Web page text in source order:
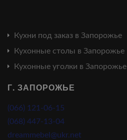
Кухни под заказ в Запорожье
Кухонные столы в Запорожье
Кухонные уголки в Запорожье
Г. ЗАПОРОЖЬЕ
(066) 121-06-15
(068) 447-13-04
dreammebel@ukr.net